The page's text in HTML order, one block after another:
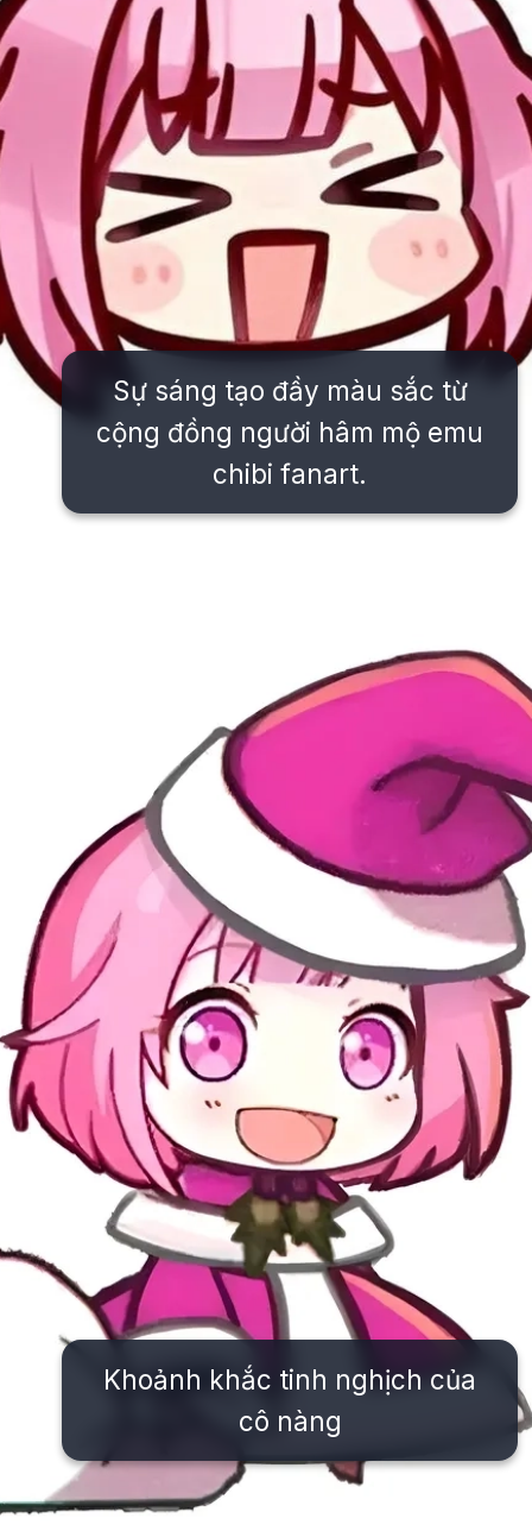
Sự sáng tạo đầy màu sắc từ
cộng đồng người hâm mộ emu
chibi fanart.
Khoảnh khắc tinh nghịch của
cô nàng